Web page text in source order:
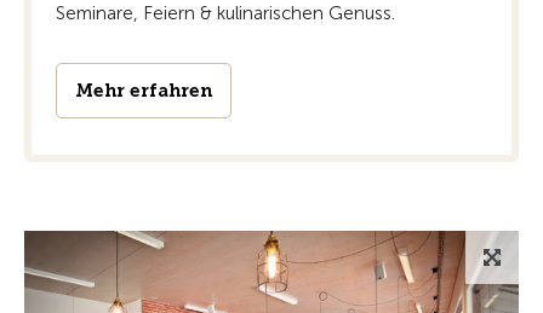
Seminare, Feiern & kulinarischen Genuss.
Mehr erfahren